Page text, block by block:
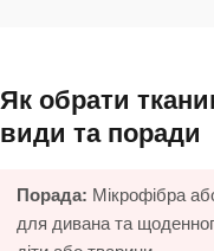
Як обрати
види та поради
Порада: Мікрофібра
для дивана та